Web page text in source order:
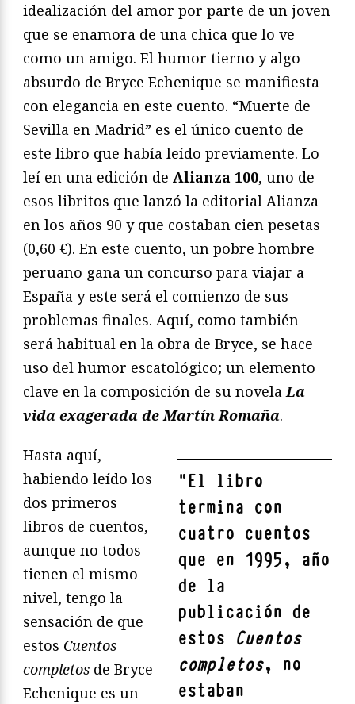
idealización del amor por parte de un joven
que se enamora de una chica que lo ve
como un amigo. El humor tierno y algo
absurdo de Bryce Echenique se manifiesta
con elegancia en este cuento. “Muerte de
Sevilla en Madrid” es el único cuento de
este libro que había leído previamente. Lo
leí en una edición de Alianza 100, uno de
esos libritos que lanzó la editorial Alianza
en los años 90 y que costaban cien pesetas
(0,60 €). En este cuento, un pobre hombre
peruano gana un concurso para viajar a
España y este será el comienzo de sus
problemas finales. Aquí, como también
será habitual en la obra de Bryce, se hace
uso del humor escatológico; un elemento
clave en la composición de su novelaLa
vida exagerada de Martín Romaña.
"El libro
termina con
cuatro cuentos
que en 1995, año
de la
publicación de
estos Cuentos
completos, no
estaban
Hasta aquí,
habiendo leído los
dos primeros
libros de cuentos,
aunque no todos
tienen el mismo
nivel, tengo la
sensación de que
estos Cuentos
completos de Bryce
Echenique es un